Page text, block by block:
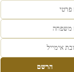
הרשם